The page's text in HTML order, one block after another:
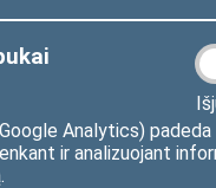
Analytics) padeda
ir analizuojant
Seimo
ryšių grupės
abėcėlę
Pagal